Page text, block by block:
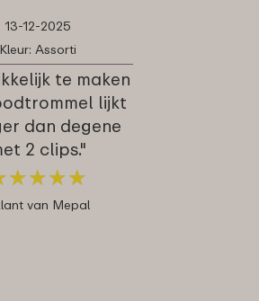
13-12-2025
Kleur: Assorti
te maken
lijkt
dan degene
2 clips."
★★★★
★★★★
van Mepal